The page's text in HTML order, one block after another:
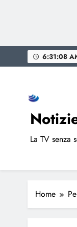
to
6:31:09
La TV senza
Home